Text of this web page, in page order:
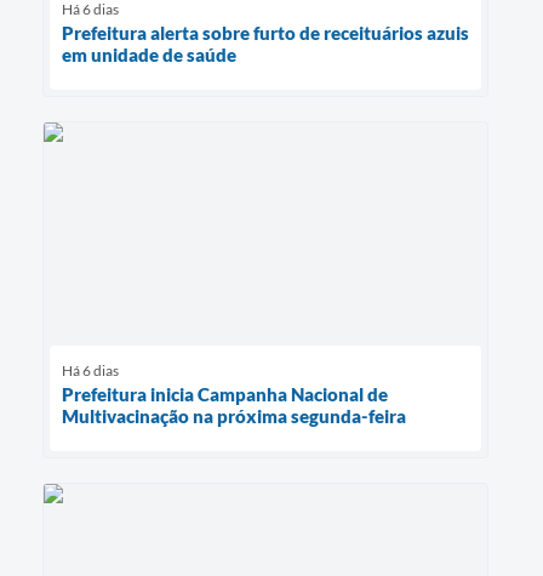
Há 6 dias
Prefeitura alerta sobre furto de receituários azuis
em unidade de saúde
Há 6 dias
Prefeitura inicia Campanha Nacional de
Multivacinação na próxima segunda-feira